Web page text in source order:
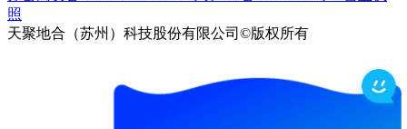
照
天聚地合（苏州）科技股份有限公司©版权所有